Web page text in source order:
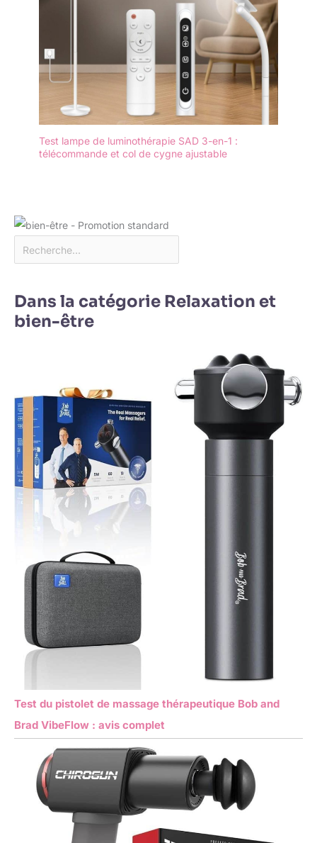
Test lampe de luminothérapie SAD 3-en-1 :
télécommande et col de cygne ajustable
Dans la catégorie Relaxation et
bien-être
Test du pistolet de massage thérapeutique Bob and
Brad VibeFlow : avis complet